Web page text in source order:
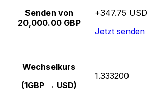
Senden von
20,000.00 GBP
+347.75 USD
Jetzt senden
Wechselkurs
(1GBP → USD)
1.333200